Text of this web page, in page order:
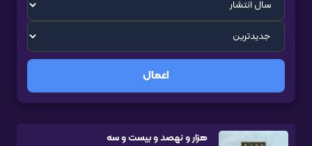
اعمال
هزار و نهصد و بیست و سه